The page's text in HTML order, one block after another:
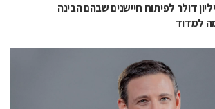
מטא גייסו 21 מיליון דולר לפיתוח חיישנים שבהם הבינה
למדוד